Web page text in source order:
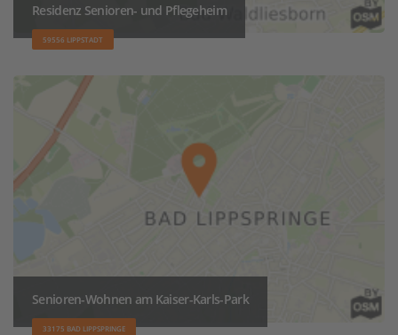
Residenz Senioren- und Pflegeheim
59556 LIPPSTADT
Senioren-Wohnen am Kaiser-Karls-Park
33175 BAD LIPPSPRINGE